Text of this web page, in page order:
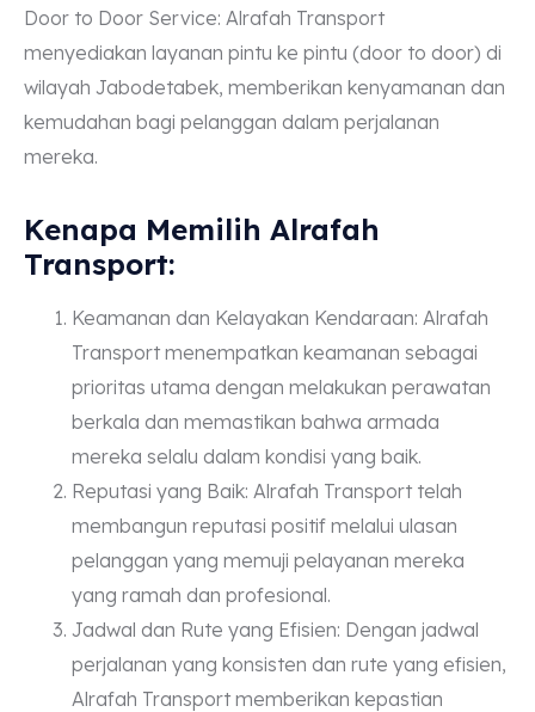
Door to Door Service: Alrafah Transport
menyediakan layanan pintu ke pintu (door to door) di
wilayah Jabodetabek, memberikan kenyamanan dan
kemudahan bagi pelanggan dalam perjalanan
mereka.
Kenapa Memilih Alrafah
Transport:
Keamanan dan Kelayakan Kendaraan: Alrafah
Transport menempatkan keamanan sebagai
prioritas utama dengan melakukan perawatan
berkala dan memastikan bahwa armada
mereka selalu dalam kondisi yang baik.
Reputasi yang Baik: Alrafah Transport telah
membangun reputasi positif melalui ulasan
pelanggan yang memuji pelayanan mereka
yang ramah dan profesional.
Jadwal dan Rute yang Efisien: Dengan jadwal
perjalanan yang konsisten dan rute yang efisien,
Alrafah Transport memberikan kepastian